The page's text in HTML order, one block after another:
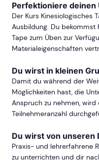
Perfektioniere deinen
Der Kurs Kinesiologisches
Ausbildung. Du bekommst
Tape zum Üben zur
Materialeigenschaften
Du wirst in kleinen
Damit du während der
Möglichkeiten hast, die
Anspruch zu nehmen,
Teilnehmeranzahl
Du wirst von
Praxis- und lehrerfahrene
zu unterrichten und dir